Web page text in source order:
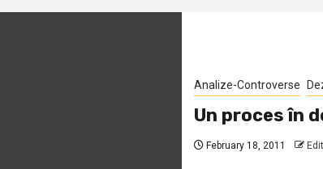
Analize-Controverse
Un proces în
February 18, 2011